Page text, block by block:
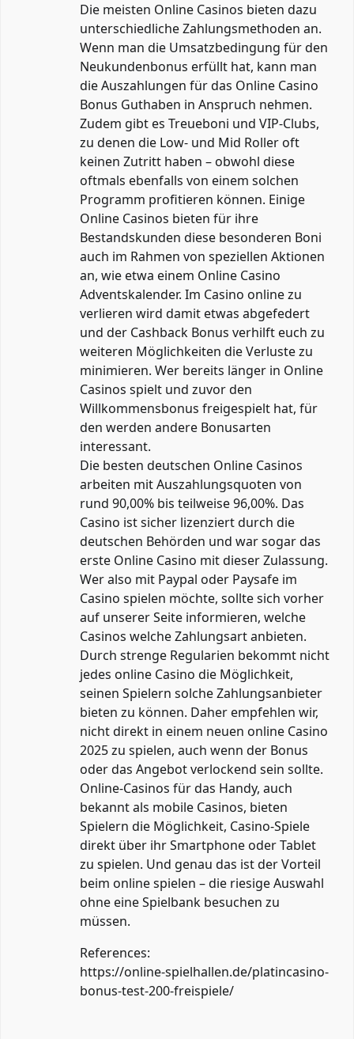
Die meisten Online Casinos bieten dazu
unterschiedliche Zahlungsmethoden an.
Wenn man die Umsatzbedingung für den
Neukundenbonus erfüllt hat, kann man
die Auszahlungen für das Online Casino
Bonus Guthaben in Anspruch nehmen.
Zudem gibt es Treueboni und VIP-Clubs,
zu denen die Low- und Mid Roller oft
keinen Zutritt haben – obwohl diese
oftmals ebenfalls von einem solchen
Programm profitieren können. Einige
Online Casinos bieten für ihre
Bestandskunden diese besonderen Boni
auch im Rahmen von speziellen Aktionen
an, wie etwa einem Online Casino
Adventskalender. Im Casino online zu
verlieren wird damit etwas abgefedert
und der Cashback Bonus verhilft euch zu
weiteren Möglichkeiten die Verluste zu
minimieren. Wer bereits länger in Online
Casinos spielt und zuvor den
Willkommensbonus freigespielt hat, für
den werden andere Bonusarten
interessant.
Die besten deutschen Online Casinos
arbeiten mit Auszahlungsquoten von
rund 90,00% bis teilweise 96,00%. Das
Casino ist sicher lizenziert durch die
deutschen Behörden und war sogar das
erste Online Casino mit dieser Zulassung.
Wer also mit Paypal oder Paysafe im
Casino spielen möchte, sollte sich vorher
auf unserer Seite informieren, welche
Casinos welche Zahlungsart anbieten.
Durch strenge Regularien bekommt nicht
jedes online Casino die Möglichkeit,
seinen Spielern solche Zahlungsanbieter
bieten zu können. Daher empfehlen wir,
nicht direkt in einem neuen online Casino
2025 zu spielen, auch wenn der Bonus
oder das Angebot verlockend sein sollte.
Online-Casinos für das Handy, auch
bekannt als mobile Casinos, bieten
Spielern die Möglichkeit, Casino-Spiele
direkt über ihr Smartphone oder Tablet
zu spielen. Und genau das ist der Vorteil
beim online spielen – die riesige Auswahl
ohne eine Spielbank besuchen zu
müssen.
References:
https://online-spielhallen.de/platincasino-
bonus-test-200-freispiele/